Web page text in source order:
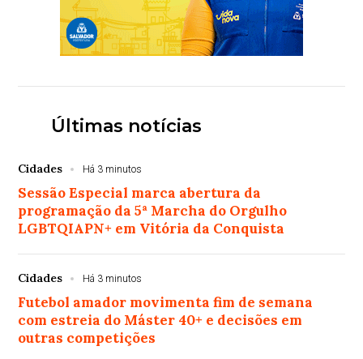
Últimas notícias
Cidades Há 3 minutos
Sessão Especial marca abertura da
programação da 5ª Marcha do Orgulho
LGBTQIAPN+ em Vitória da Conquista
Cidades Há 3 minutos
Futebol amador movimenta fim de semana
com estreia do Máster 40+ e decisões em
outras competições